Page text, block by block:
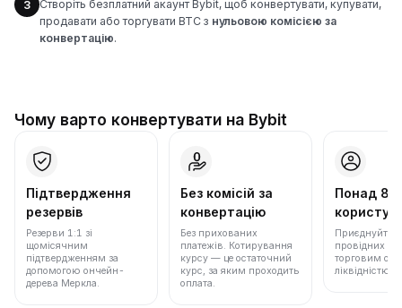
3
Створіть безплатний акаунт Bybit, щоб конвертувати, купувати,
продавати або торгувати BTC з нульовою комісією за
конвертацію.
Чому варто конвертувати на Bybit
Підтвердження
резервів
Резерви 1:1 зі
щомісячним
підтвердженням за
допомогою ончейн-
дерева Меркла.
Без комісій за
конвертацію
Без прихованих
платежів. Котирування
курсу — це остаточний
курс, за яким проходить
оплата.
Понад 86
Приєднуйтеся
провідних
торговим
ліквідністю.